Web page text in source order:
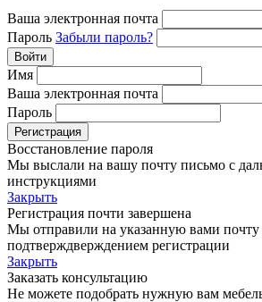
Ваша электронная почта
Пароль Забыли пароль?
Войти
Имя
Ваша электронная почта
Пароль
Регистрация
Восстановление пароля
Мы выслали на вашу почту письмо с
инструкциями
Закрыть
Регистрация почти завершена
Мы отправили на указанную вами почту
подтверждверждением регистрации
Закрыть
Заказать консультацию
Не можете подобрать нужную вам